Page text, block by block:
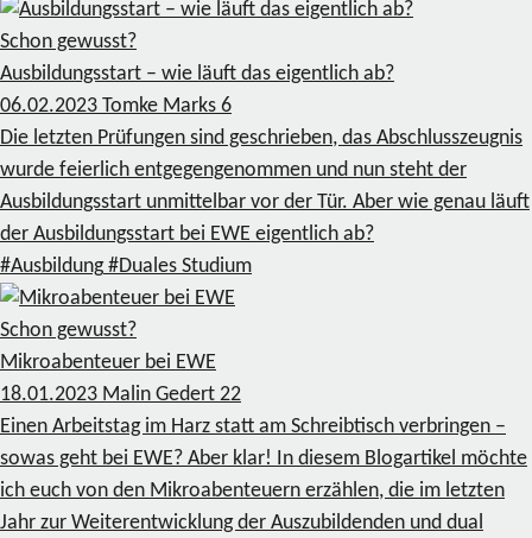
Schon gewusst?
Ausbildungsstart – wie läuft das eigentlich ab?
06.02.2023 Tomke Marks 6
Die letzten Prüfungen sind geschrieben, das Abschlusszeugnis
wurde feierlich entgegengenommen und nun steht der
Ausbildungsstart unmittelbar vor der Tür. Aber wie genau läuft
der Ausbildungsstart bei EWE eigentlich ab?
#Ausbildung #Duales Studium
Schon gewusst?
Mikroabenteuer bei EWE
18.01.2023 Malin Gedert 22
Einen Arbeitstag im Harz statt am Schreibtisch verbringen –
sowas geht bei EWE? Aber klar! In diesem Blogartikel möchte
ich euch von den Mikroabenteuern erzählen, die im letzten
Jahr zur Weiterentwicklung der Auszubildenden und dual